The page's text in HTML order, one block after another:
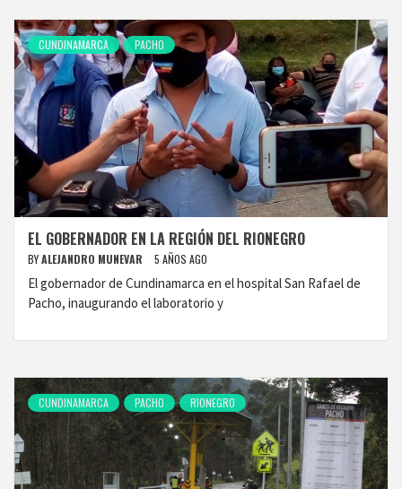
CUNDINAMARCA PACHO
EL GOBERNADOR EN LA REGIÓN DEL RIONEGRO
BYALEJANDRO MUNEVAR 5 AÑOS AGO
El gobernador de Cundinamarca en el hospital San Rafael de
Pacho, inaugurando el laboratorio y
CUNDINAMARCA PACHO RIONEGRO